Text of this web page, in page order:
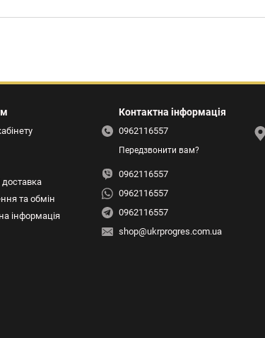
доставка
та обмін
інформація
Контактна інформація
0962116557
Передзвонити вам?
0962116557
0962116557
0962116557
shop@ukrprogres.com.ua